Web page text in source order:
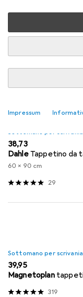
Impressum
Qui trovi accessori
Taglierina per
Sottomano per
Rilevanza
Elenco dei prodotti
Sottomano per scrivania
EUR
38,73
Dahle Tappetino da
60 x 90 cm
29
Sottomano per scrivania
EUR
39,95
Magnetoplan
319